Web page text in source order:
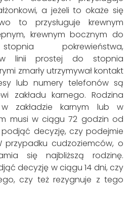
a jeżeli to okaże się
to przysługuje krewnym
krewnym bocznym do
pokrewieństwa,
linii prostej do stopnia
zmarły utrzymywał kontakt
lub numery telefonów są
zakładu karnego. Rodzina
zakładzie karnym lub w
musi w ciągu 72 godzin od
podjąć decyzję, czy podejmie
przypadku cudzoziemców, o
się najbliższą rodzinę.
decyzję w ciągu 14 dni, czy
czy też rezygnuje z tego